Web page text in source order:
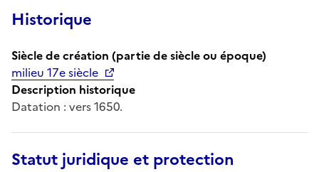
Historique
Siècle de création (partie de siècle ou époque)
milieu 17e siècle
Description historique
Datation : vers 1650.
Statut juridique et protection